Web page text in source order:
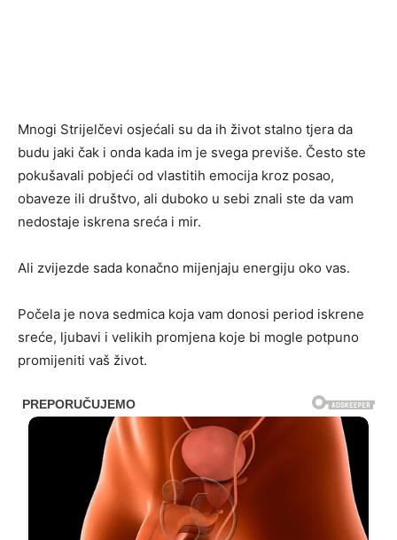
Mnogi Strijelčevi osjećali su da ih život stalno tjera da
budu jaki čak i onda kada im je svega previše. Često ste
pokušavali pobjeći od vlastitih emocija kroz posao,
obaveze ili društvo, ali duboko u sebi znali ste da vam
nedostaje iskrena sreća i mir.
Ali zvijezde sada konačno mijenjaju energiju oko vas.
Počela je nova sedmica koja vam donosi period iskrene
sreće, ljubavi i velikih promjena koje bi mogle potpuno
promijeniti vaš život.